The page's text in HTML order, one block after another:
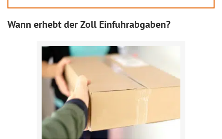
Wann erhebt der Zoll Einfuhrabgaben?